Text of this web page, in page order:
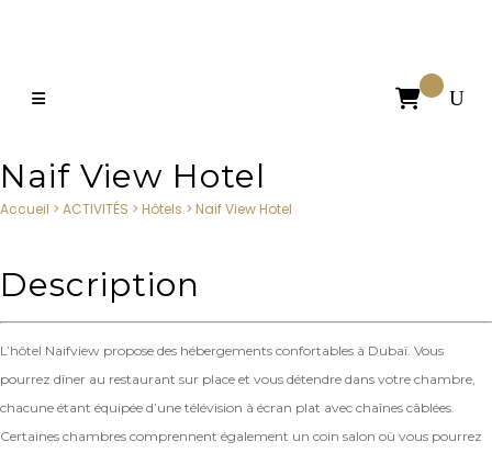

Naif View Hotel
Accueil > ACTIVITÉS > Hôtels > Naif View Hotel
Description
L’hôtel Naifview propose des hébergements confortables à Dubaï. Vous
pourrez dîner au restaurant sur place et vous détendre dans votre chambre,
chacune étant équipée d’une télévision à écran plat avec chaînes câblées.
Certaines chambres comprennent également un coin salon où vous pourrez